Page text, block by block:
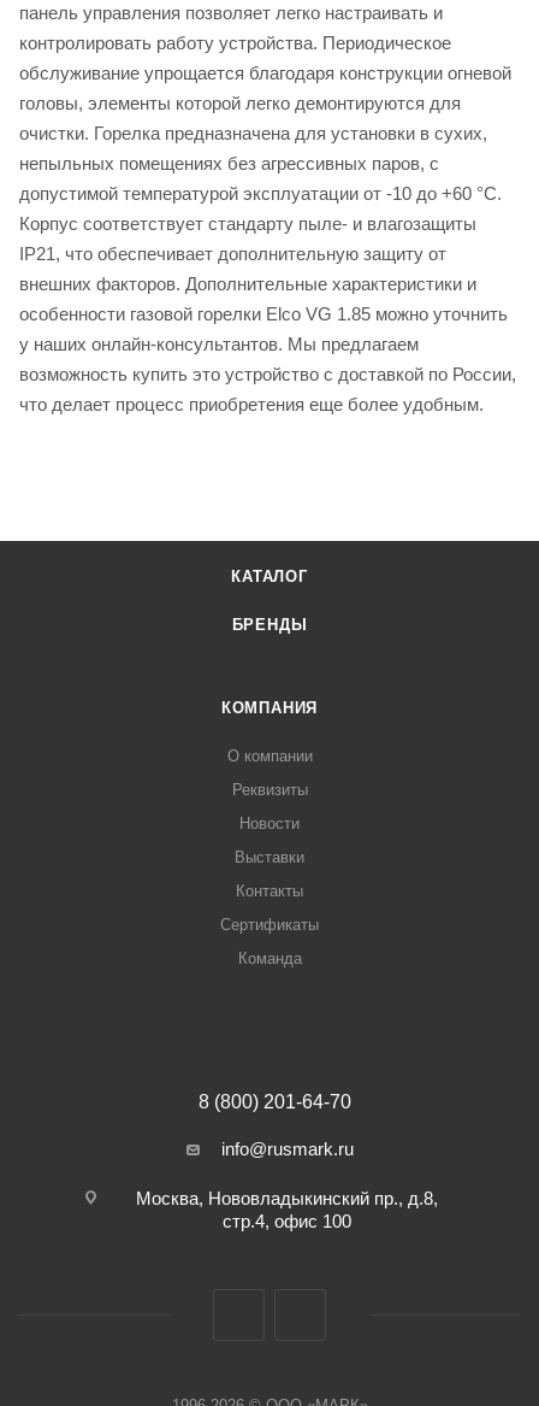
панель управления позволяет легко настраивать и
контролировать работу устройства. Периодическое
обслуживание упрощается благодаря конструкции огневой
головы, элементы которой легко демонтируются для
очистки. Горелка предназначена для установки в сухих,
непыльных помещениях без агрессивных паров, с
допустимой температурой эксплуатации от -10 до +60 °C.
Корпус соответствует стандарту пыле- и влагозащиты
IP21, что обеспечивает дополнительную защиту от
внешних факторов. Дополнительные характеристики и
особенности газовой горелки Elco VG 1.85 можно уточнить
у наших онлайн-консультантов. Мы предлагаем
возможность купить это устройство с доставкой по России,
что делает процесс приобретения еще более удобным.
КАТАЛОГ
БРЕНДЫ
КОМПАНИЯ
О компании
Реквизиты
Новости
Выставки
Контакты
Сертификаты
Команда
8 (800) 201-64-70
info@rusmark.ru
Москва, Нововладыкинский пр., д.8,
стр.4, офис 100